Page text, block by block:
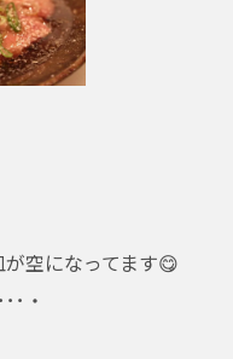
空になってます😋
・